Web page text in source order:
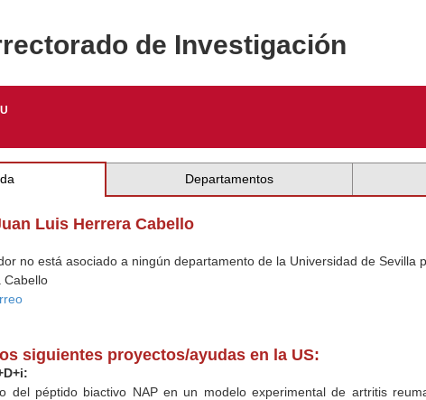
de Investigación
Departamentos
Luis Herrera Cabello
no está asociado a ningún departamento de la Universidad de Sevilla
Cabello
siguientes proyectos/ayudas en la US:
del péptido biactivo NAP en un modelo experimental de artritis